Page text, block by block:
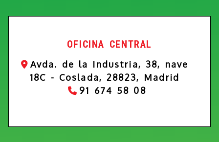
OFICINA CENTRAL
Avda. de la Industria, 38, nave
18C - Coslada,28823, Madrid
91 674 58 08